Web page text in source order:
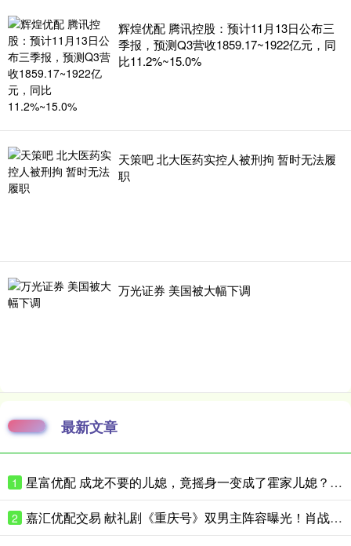
辉煌优配 腾讯控股：预计11月13日公布三
季报，预测Q3营收1859.17~1922亿元，同
比11.2%~15.0%
天策吧 北大医药实控人被刑拘 暂时无法履
职
万光证券 美国被大幅下调
最新文章
1 星富优配 成龙不要的儿媳，竟摇身一变成了霍家儿媳？感到意外的何止他一人
2 嘉汇优配交易 献礼剧《重庆号》双男主阵容曝光！肖战无缝衔接进组，搭档老顶流